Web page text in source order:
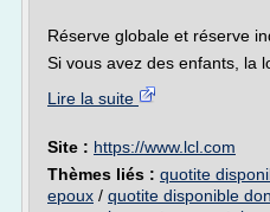
Réserve globale et réserve
Si vous avez des enfants, la
Lire la suite
Site : https://www.lcl.com
Thèmes liés : quotite
epoux / quotite disponible